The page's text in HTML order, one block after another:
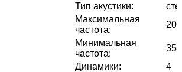
Тип акустики:
Максимальная
частота:
Минимальная
частота:
35
Динамики:
4